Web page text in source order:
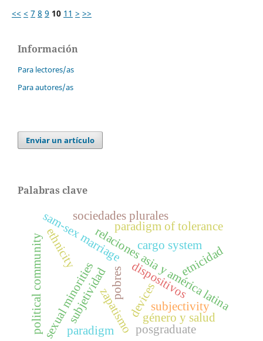
<< < 7 8 9 10 11 > >>
Información
Para lectores/as
Para autores/as
Enviar un artículo
Palabras clave
relaciones asia y américa latina
cargo system
dispositivos
pobres
subjectivity
subjetividad
sam-sex marriageparadigm of tolerance
sexual minorities devices
ethnicity etnicidad
zapatismo
paradigm
sociedades plurales
género y salud
political community posgraduate